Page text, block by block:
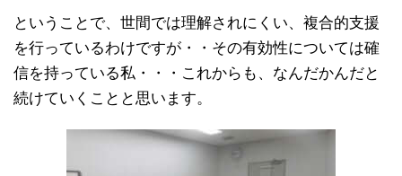
ということで、世間では理解されにくい、複合的支援
を行っているわけですが・・その有効性については確
信を持っている私・・・これからも、なんだかんだと
続けていくことと思います。